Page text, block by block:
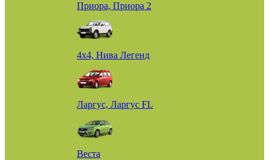
Приора, Приора 2
4х4, Нива Легенд
Ларгус, Ларгус FL
Веста